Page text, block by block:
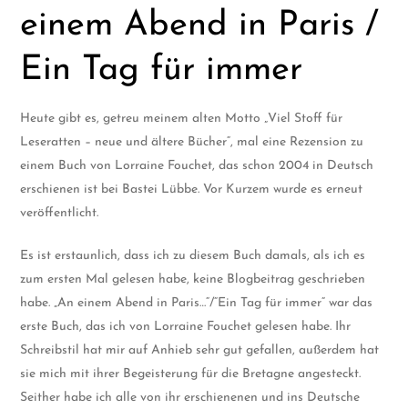
einem Abend in Paris /
Ein Tag für immer
Heute gibt es, getreu meinem alten Motto „Viel Stoff für
Leseratten – neue und ältere Bücher“, mal eine Rezension zu
einem Buch von Lorraine Fouchet, das schon 2004 in Deutsch
erschienen ist bei Bastei Lübbe. Vor Kurzem wurde es erneut
veröffentlicht.
Es ist erstaunlich, dass ich zu diesem Buch damals, als ich es
zum ersten Mal gelesen habe, keine Blogbeitrag geschrieben
habe. „An einem Abend in Paris…“/“Ein Tag für immer“ war das
erste Buch, das ich von Lorraine Fouchet gelesen habe. Ihr
Schreibstil hat mir auf Anhieb sehr gut gefallen, außerdem hat
sie mich mit ihrer Begeisterung für die Bretagne angesteckt.
Seither habe ich alle von ihr erschienenen und ins Deutsche